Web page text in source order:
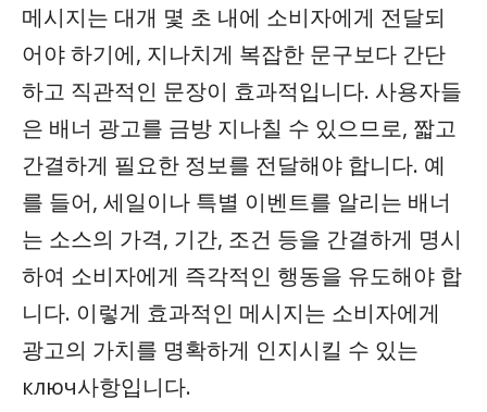
메시지는 대개 몇 초 내에 소비자에게 전달되
어야 하기에, 지나치게 복잡한 문구보다 간단
하고 직관적인 문장이 효과적입니다. 사용자들
은 배너 광고를 금방 지나칠 수 있으므로, 짧고
간결하게 필요한 정보를 전달해야 합니다. 예
를 들어, 세일이나 특별 이벤트를 알리는 배너
는 소스의 가격, 기간, 조건 등을 간결하게 명시
하여 소비자에게 즉각적인 행동을 유도해야 합
니다. 이렇게 효과적인 메시지는 소비자에게
광고의 가치를 명확하게 인지시킬 수 있는
ключ사항입니다.